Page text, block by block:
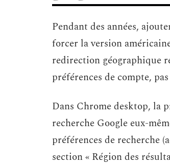
Pendant des années,
forcer la version
redirection géographique
préférences de compte,
Dans Chrome desktop, la
recherche Google eux-
préférences de recherche
section « Région des